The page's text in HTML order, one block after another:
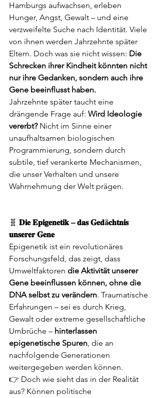
Hamburgs aufwachsen, erleben
Hunger, Angst, Gewalt – und eine
verzweifelte Suche nach Identität. Viele
von ihnen werden Jahrzehnte später
Eltern. Doch was sie nicht wissen: Die
Schrecken ihrer Kindheit könnten nicht
nur ihre Gedanken, sondern auch ihre
Gene beeinflusst haben.
Jahrzehnte später taucht eine
drängende Frage auf: Wird Ideologie
vererbt? Nicht im Sinne einer
unaufhaltsamen biologischen
Programmierung, sondern durch
subtile, tief verankerte Mechanismen,
die unser Verhalten und unsere
Wahrnehmung der Welt prägen.
🧬 𝐃𝐢𝐞 𝐄𝐩𝐢𝐠𝐞𝐧𝐞𝐭𝐢𝐤 – 𝐝𝐚𝐬 𝐆𝐞𝐝ä𝐜𝐡𝐭𝐧𝐢𝐬
𝐮𝐧𝐬𝐞𝐫𝐞𝐫 𝐆𝐞𝐧𝐞
Epigenetik ist ein revolutionäres
Forschungsfeld, das zeigt, dass
Umweltfaktoren die Aktivität unserer
Gene beeinflussen können, ohne die
DNA selbst zu verändern. Traumatische
Erfahrungen – sei es durch Krieg,
Gewalt oder extreme gesellschaftliche
Umbrüche – hinterlassen
epigenetische Spuren, die an
nachfolgende Generationen
weitergegeben werden können.
👉 Doch wie sieht das in der Realität
aus? Können politische